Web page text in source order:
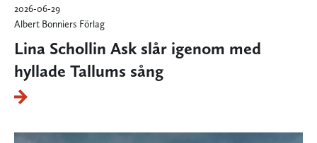
2026-06-29
Albert Bonniers Förlag
Lina Schollin Ask slår igenom med
hyllade Tallums sång